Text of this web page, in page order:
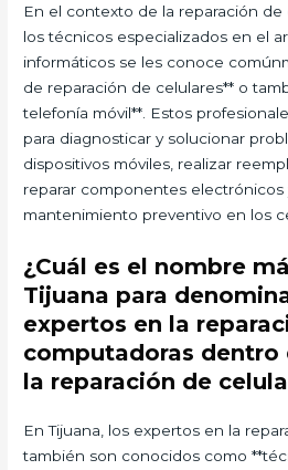
En el contexto de la reparación de
los técnicos especializados en el
informáticos se les conoce
de reparación de celulares** o
telefonía móvil**. Estos
para diagnosticar y solucionar
dispositivos móviles, realizar
reparar componentes electrónicos
mantenimiento preventivo en los
¿Cuál es el nombre
Tijuana para
expertos en la
computadoras
la reparación de
En Tijuana, los expertos en la
también son conocidos como